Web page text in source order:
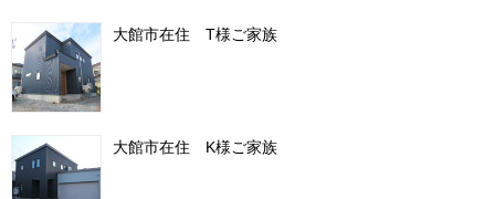
大館市在住 T様ご家族
大館市在住 K様ご家族